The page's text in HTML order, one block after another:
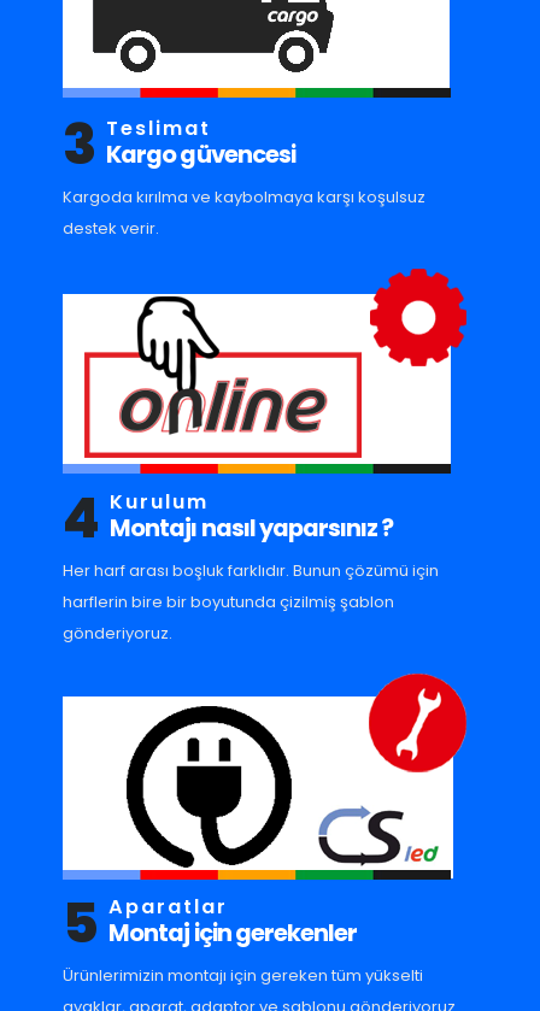
3 Teslimat
Kargo güvencesi
Kargoda kırılma ve kaybolmaya karşı koşulsuz
destek verir.
4 Kurulum
Montajı nasıl yaparsınız ?
Her harf arası boşluk farklıdır. Bunun çözümü için
harflerin bire bir boyutunda çizilmiş şablon
gönderiyoruz.
5 Aparatlar
Montaj için gerekenler
Ürünlerimizin montajı için gereken tüm yükselti